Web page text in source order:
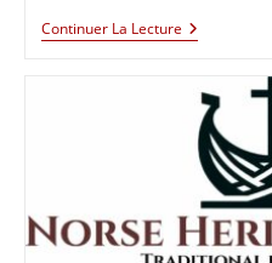
Continuer La Lecture